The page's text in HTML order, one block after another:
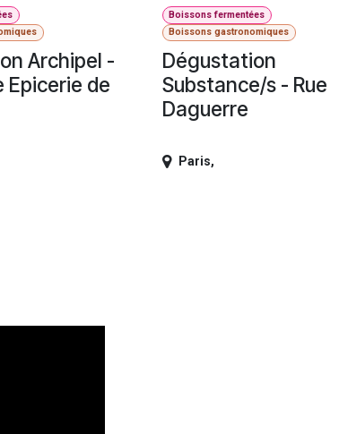
Archipel -
Epicerie de
Boissons fermentées
Boissons gastronomiques
Dégustation
Substance/s - Rue
Daguerre
Paris,